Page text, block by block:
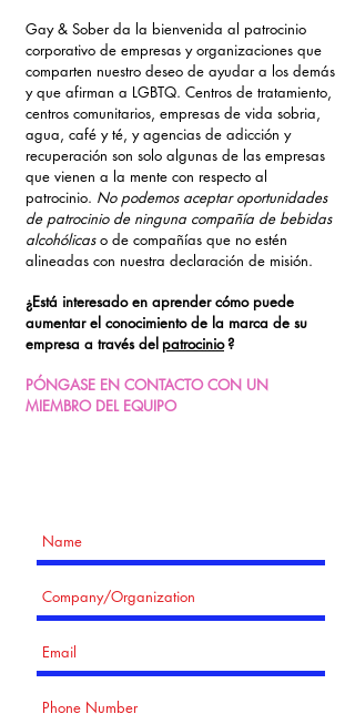
Gay & Sober da la bienvenida al patrocinio
corporativo de empresas y organizaciones que
comparten nuestro deseo de ayudar a los demás
y que afirman a LGBTQ. Centros de tratamiento,
centros comunitarios, empresas de vida sobria,
agua, café y té, y agencias de adicción y
recuperación son solo algunas de las empresas
que vienen a la mente con respecto al
patrocinio. No podemos aceptar oportunidades
de patrocinio de ninguna compañía de bebidas
alcohólicaso de compañías que no estén
alineadas con nuestra declaración de misión.
¿Está interesado en aprender cómo puede
aumentar el conocimiento de la marca de su
empresa a través del patrocinio?
PÓNGASE EN CONTACTO CON UN
MIEMBRO DEL EQUIPO